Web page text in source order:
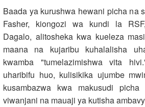
Baada ya kurushwa hewani picha na
Fasher, kiongozi wa kundi la
Dagalo, alitosheka kwa kueleza
maana na kujaribu kuhalalisha
kwamba "tumelazimishwa vita
uharibifu huo, kulisikika ujumbe
kusambazwa kwa makusudi
viwanjani na mauaji ya kutisha